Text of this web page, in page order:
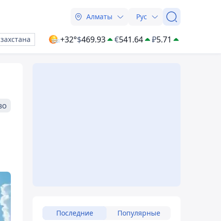
Алматы Рус
+32°$469.93 €541.64 ₽5.71
Последние Популярные